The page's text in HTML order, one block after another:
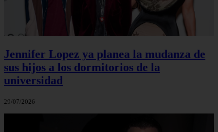
Jennifer Lopez ya planea la mudanza de
sus hijos a los dormitorios de la
universidad
29/07/2026